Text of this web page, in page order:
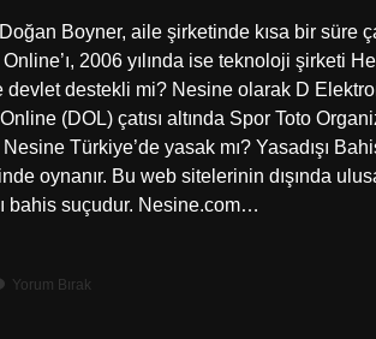
Boyner, aile şirketinde kısa bir süre
2006 yılında ise teknoloji şirketi
devlet destekli mi? Nesine olarak D
(DOL) çatısı altında Spor Toto
Türkiye’de yasak mı? Yasadışı
oynanır. Bu web sitelerinin dışında
bahis suçudur. Nesine.com…
Yorum Bırak